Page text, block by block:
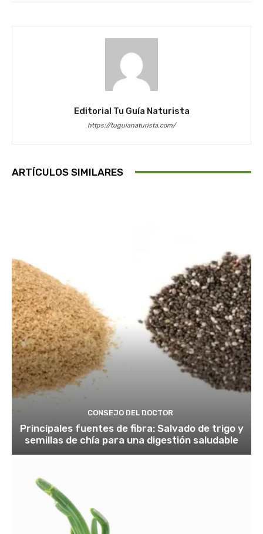
Editorial Tu Guía Naturista
https://tuguianaturista.com/
ARTÍCULOS SIMILARES
CONSEJO DEL DOCTOR
Principales fuentes de fibra: Salvado de trigo y
semillas de chía para una digestión saludable